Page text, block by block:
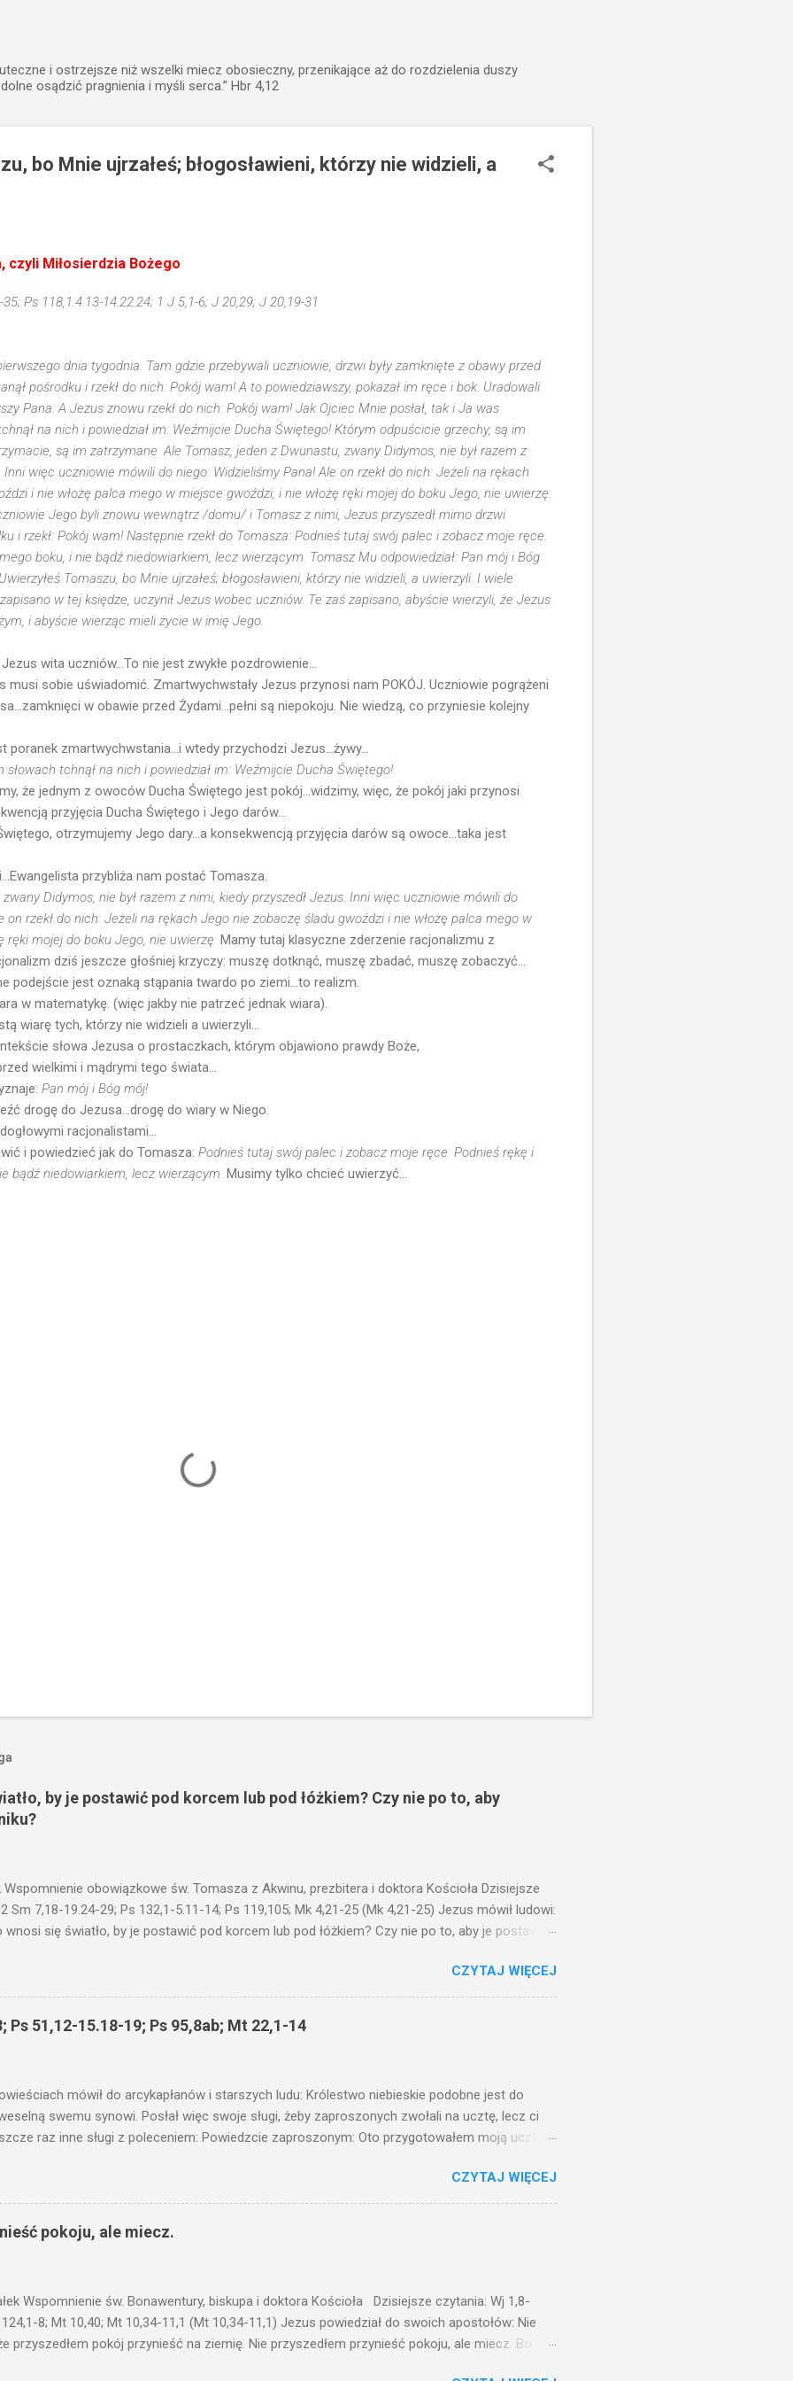
i ostrzejsze niż wszelki miecz obosieczny, przenikające aż do rozdzielenia duszy
osądzić pragnienia i myśli serca.” Hbr 4,12
bo Mnie ujrzałeś; błogosławieni, którzy nie widzieli, a
czyli Miłosierdzia Bożego
Ps 118,1.4.13-14.22.24; 1 J 5,1-6; J 20,29; J 20,19-31
dnia tygodnia. Tam gdzie przebywali uczniowie, drzwi były zamknięte z obawy przed
pośrodku i rzekł do nich: Pokój wam! A to powiedziawszy, pokazał im ręce i bok. Uradowali
Pana. A Jezus znowu rzekł do nich: Pokój wam! Jak Ojciec Mnie posłał, tak i Ja was
na nich i powiedział im: Weźmijcie Ducha Świętego! Którym odpuścicie grzechy, są im
są im zatrzymane. Ale Tomasz, jeden z Dwunastu, zwany Didymos, nie był razem z
Inni więc uczniowie mówili do niego: Widzieliśmy Pana! Ale on rzekł do nich: Jeżeli na rękach
i nie włożę palca mego w miejsce gwoździ, i nie włożę ręki mojej do boku Jego, nie uwierzę.
Jego byli znowu wewnątrz /domu/ i Tomasz z nimi, Jezus przyszedł mimo drzwi
i rzekł: Pokój wam! Następnie rzekł do Tomasza: Podnieś tutaj swój palec i zobacz moje ręce.
boku, i nie bądź niedowiarkiem, lecz wierzącym. Tomasz Mu odpowiedział: Pan mój i Bóg
Tomaszu, bo Mnie ujrzałeś; błogosławieni, którzy nie widzieli, a uwierzyli. I wiele
w tej księdze, uczynił Jezus wobec uczniów. Te zaś zapisano, abyście wierzyli, że Jezus
i abyście wierząc mieli życie w imię Jego.
wita uczniów...To nie jest zwykłe pozdrowienie...
musi sobie uświadomić. Zmartwychwstały Jezus przynosi nam POKÓJ. Uczniowie pogrążeni
w obawie przed Żydami...pełni są niepokoju. Nie wiedzą, co przyniesie kolejny
poranek zmartwychwstania...i wtedy przychodzi Jezus...żywy...
słowach tchnął na nich i powiedział im: Weźmijcie Ducha Świętego!
że jednym z owoców Ducha Świętego jest pokój...widzimy, więc, że pokój jaki przynosi
przyjęcia Ducha Świętego i Jego darów...
otrzymujemy Jego dary...a konsekwencją przyjęcia darów są owoce...taka jest
przybliża nam postać Tomasza.
Didymos, nie był razem z nimi, kiedy przyszedł Jezus. Inni więc uczniowie mówili do
on rzekł do nich: Jeżeli na rękach Jego nie zobaczę śladu gwoździ i nie włożę palca mego w
ręki mojej do boku Jego, nie uwierzę. Mamy tutaj klasyczne zderzenie racjonalizmu z
dziś jeszcze głośniej krzyczy: muszę dotknąć, muszę zbadać, muszę zobaczyć...
podejście jest oznaką stąpania twardo po ziemi...to realizm.
w matematykę. (więc jakby nie patrzeć jednak wiara).
wiarę tych, którzy nie widzieli a uwierzyli...
słowa Jezusa o prostaczkach, którym objawiono prawdy Boże,
wielkimi i mądrymi tego świata...
Pan mój i Bóg mój!
drogę do Jezusa...drogę do wiary w Niego.
racjonalistami...
i powiedzieć jak do Tomasza: Podnieś tutaj swój palec i zobacz moje ręce. Podnieś rękę i
bądź niedowiarkiem, lecz wierzącym. Musimy tylko chcieć uwierzyć...
by je postawić pod korcem lub pod łóżkiem? Czy nie po to, aby
Wspomnienie obowiązkowe św. Tomasza z Akwinu, prezbitera i doktora Kościoła Dzisiejsze
Sm 7,18-19.24-29; Ps 132,1-5.11-14; Ps 119,105; Mk 4,21-25 (Mk 4,21-25) Jezus mówił ludowi:
wnosi się światło, by je postawić pod korcem lub pod łóżkiem? Czy nie po to, aby je postawić
I mówił im: Uważajcie na to, czego słuchacie. Taką samą miarą, jaką wy mierzycie,
i jeszcze wam dołożą. Bo kto ma, temu będzie dane; a kto nie ma, pozbawią go i tego, co
fragmencie z Ewangelii Jezus kontynuuje przypowieści.... Czy po to wnosi się światło,
pod korcem lub pod łóżkiem? Czy nie po to, aby je postawić na świeczniku? Nie ma
CZYTAJ WIĘCEJ
Ps 51,12-15.18-19; Ps 95,8ab; Mt 22,1-14
mówił do arcykapłanów i starszych ludu: Królestwo niebieskie podobne jest do
swemu synowi. Posłał więc swoje sługi, żeby zaproszonych zwołali na ucztę, lecz ci
raz inne sługi z poleceniem: Powiedzcie zaproszonym: Oto przygotowałem moją ucztę:
a inni pochwycili jego sługi i znieważywszy [ich], pozabijali. Na to król uniósł się
i kazał wytracić owych zabójców, a miasto ich spalić. Wtedy rzekł swoim sługom: Uczta
nie byli jej godni. Idźcie więc na rozstajne drogi i zaproście na ucztę wszystkich,
wyszli na drogi i sprowadzili wszystkich, których napotkali: złych i dobrych. I sala zapełniła się
się pr...
CZYTAJ WIĘCEJ
pokoju, ale miecz.
Wspomnienie św. Bonawentury, biskupa i doktora Kościoła Dzisiejsze czytania: Wj 1,8-
124,1-8; Mt 10,40; Mt 10,34-11,1 (Mt 10,34-11,1) Jezus powiedział do swoich apostołów: Nie
przyszedłem pokój przynieść na ziemię. Nie przyszedłem przynieść pokoju, ale miecz. Bo